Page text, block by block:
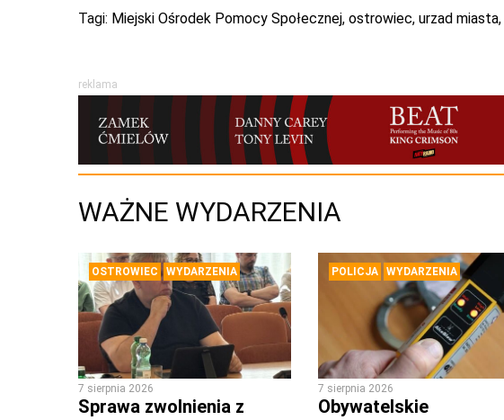
Tagi: Miejski Ośrodek Pomocy Społecznej, ostrowiec, urzad miasta,
reklama
WAŻNE WYDARZENIA
OSTROWIEC WYDARZENIA
7 sierpnia 2026
Sprawa zwolnienia z
POLICJA WYDARZENIA
7 sierpnia 2026
Obywatelskie